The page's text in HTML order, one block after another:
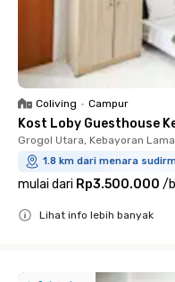
Coliving • Campur
Kost Loby Guesthouse
Grogol Utara, Kebayoran Lama
1.8 km dari menara
mulai dari Rp3.500.000 /
Lihat info lebih banyak